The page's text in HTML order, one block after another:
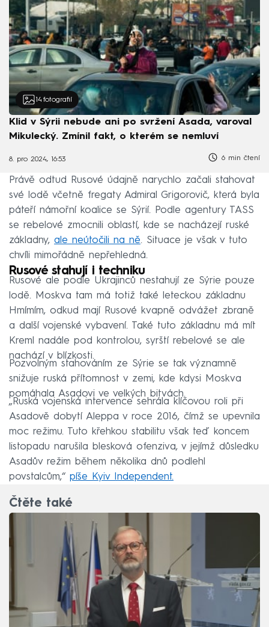
14 fotografií
Klid v Sýrii nebude ani po svržení Asada, varoval
Mikulecký. Zmínil fakt, o kterém se nemluví
8. pro 2024, 16:53 6 min čtení
Právě odtud Rusové údajně narychlo začali stahovat
své lodě včetně fregaty Admiral Grigorovič, která byla
páteří námořní koalice se Sýrií. Podle agentury TASS
se rebelové zmocnili oblastí, kde se nacházejí ruské
základny, ale neútočili na ně. Situace je však v tuto
chvíli mimořádně nepřehledná.
Rusové stahují i techniku
Rusové ale podle Ukrajinců nestahují ze Sýrie pouze
lodě. Moskva tam má totiž také leteckou základnu
Hmímím, odkud mají Rusové kvapně odvážet zbraně
a další vojenské vybavení. Také tuto základnu má mít
Kreml nadále pod kontrolou, syrští rebelové se ale
nachází v blízkosti.
Pozvolným stahováním ze Sýrie se tak významně
snižuje ruská přítomnost v zemi, kde kdysi Moskva
pomáhala Asadovi ve velkých bitvách.
„Ruská vojenská intervence sehrála klíčovou roli při
Asadově dobytí Aleppa v roce 2016, čímž se upevnila
moc režimu. Tuto křehkou stabilitu však teď koncem
listopadu narušila blesková ofenziva, v jejímž důsledku
Asadův režim během několika dnů podlehl
povstalcům,“ píše Kyiv Independent.
Čtěte také